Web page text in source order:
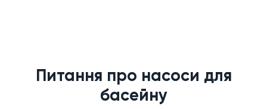
Питання про насоси для
басейну